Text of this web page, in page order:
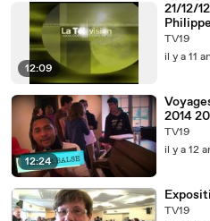
12:09
21/12/
TV19
il y a 11
12:24
2014
Jean
TV19
il y a 12
TV19